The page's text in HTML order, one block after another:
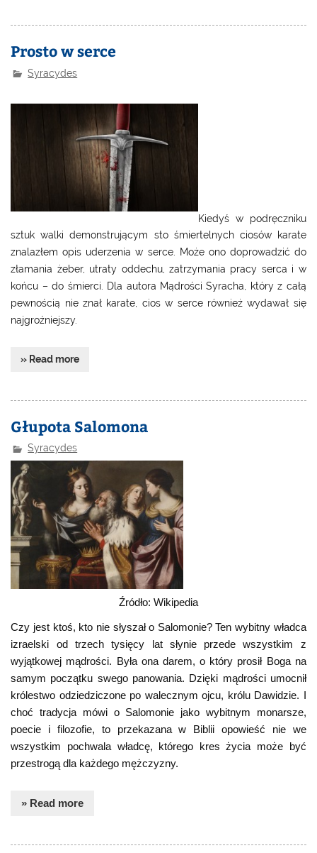
Prosto w serce
Syracydes
Kiedyś w podręczniku
sztuk walki demonstrującym sto śmiertelnych ciosów karate
znalazłem opis uderzenia w serce. Może ono doprowadzić do
złamania żeber, utraty oddechu, zatrzymania pracy serca i w
końcu – do śmierci. Dla autora Mądrości Syracha, który z całą
pewnością nie znał karate, cios w serce również wydawał się
najgroźniejszy.
» Read more
Głupota Salomona
Syracydes
Źródło: Wikipedia
Czy jest ktoś, kto nie słyszał o Salomonie? Ten wybitny władca
izraelski od trzech tysięcy lat słynie przede wszystkim z
wyjątkowej mądrości. Była ona darem, o który prosił Boga na
samym początku swego panowania. Dzięki mądrości umocnił
królestwo odziedziczone po walecznym ojcu, królu Dawidzie. I
choć tradycja mówi o Salomonie jako wybitnym monarsze,
poecie i filozofie, to przekazana w Biblii opowieść nie we
wszystkim pochwala władcę, którego kres życia może być
przestrogą dla każdego mężczyzny.
» Read more